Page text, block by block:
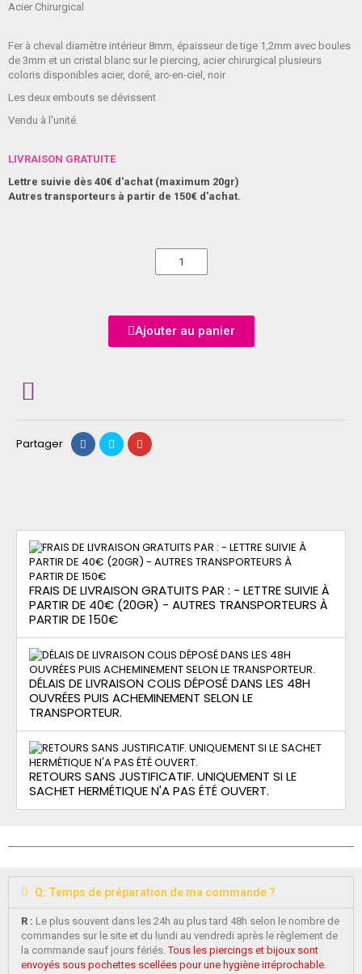
Acier Chirurgical
Fer à cheval diamètre intérieur 8mm, épaisseur de tige 1,2mm avec boules
de 3mm et un cristal blanc sur le piercing, acier chirurgical plusieurs
coloris disponibles acier, doré, arc-en-ciel, noir
Les deux embouts se dévissent
Vendu à l'unité.
LIVRAISON GRATUITE
Lettre suivie dès 40€ d'achat (maximum 20gr)
Autres transporteurs à partir de 150€ d'achat.
Ajouter au panier
Partager
FRAIS DE LIVRAISON GRATUITS PAR : - LETTRE SUIVIE À
PARTIR DE 40€ (20GR) - AUTRES TRANSPORTEURS À
PARTIR DE 150€
DÉLAIS DE LIVRAISON COLIS DÉPOSÉ DANS LES 48H
OUVRÉES PUIS ACHEMINEMENT SELON LE
TRANSPORTEUR.
RETOURS SANS JUSTIFICATIF. UNIQUEMENT SI LE
SACHET HERMÉTIQUE N'A PAS ÉTÉ OUVERT.
Q: Temps de préparation de ma commande ?
R : Le plus souvent dans les 24h au plus tard 48h selon le nombre de
commandes sur le site et du lundi au vendredi après le règlement de
la commande sauf jours fériés.Tous les piercings et bijoux sont
envoyés sous pochettes scellées pour une hygiène irréprochable.